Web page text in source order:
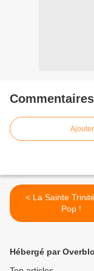
Commentaires
< La Sainte Trinité de la
Pop !
Hébergé par